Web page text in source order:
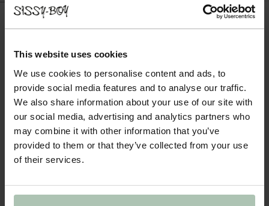
This website uses cookies
We use cookies to personalise content and ads, to
provide social media features and to analyse our traffic.
We also share information about your use of our site with
our social media, advertising and analytics partners who
may combine it with other information that you’ve
provided to them or that they’ve collected from your use
of their services.
KING 3-ZITS BANK HERITAGE MUSTARD
schitterende toevoeging aan ieder interieur. De vulling van de
bank bestaat uit hoogwaardige koudschuim-vullingen afgedekt
met dons, wat zorgt voor een aangenaam zitcomfo... Lees meer